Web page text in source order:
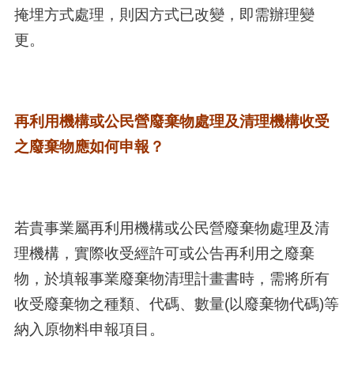
掩埋方式處理，則因方式已改變，即需辦理變
更。
再利用機構或公民營廢棄物處理及清理機構收受
之廢棄物應如何申報？
若貴事業屬再利用機構或公民營廢棄物處理及清
理機構，實際收受經許可或公告再利用之廢棄
物，於填報事業廢棄物清理計畫書時，需將所有
收受廢棄物之種類、代碼、數量(以廢棄物代碼)等
納入原物料申報項目。